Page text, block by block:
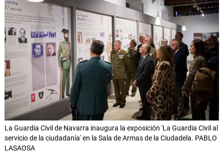
La Guardia Civil de Navarra inaugura la exposición 'La Guardia Civil al
servicio de la ciudadanía' en la Sala de Armas de la Ciudadela. PABLO
LASAOSA